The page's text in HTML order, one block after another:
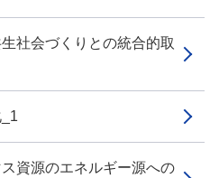
社会づくりとの統合的取
資源のエネルギー源への